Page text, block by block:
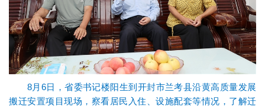
8月6日，省委书记楼阳生到开封市兰考县沿黄高质量发展
搬迁安置项目现场，察看居民入住、设施配套等情况，了解迁